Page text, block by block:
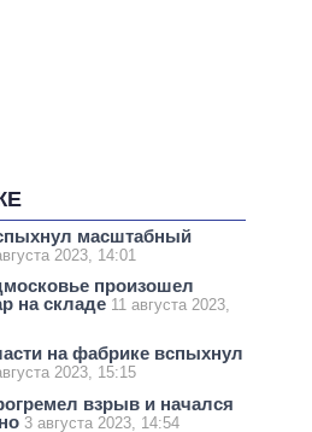
масштабный
2023, 14:01
произошел
на складе 11 августа 2023,
на фабрике вспыхнул
2023, 15:15
взрыв и начался
3 августа 2023, 14:54